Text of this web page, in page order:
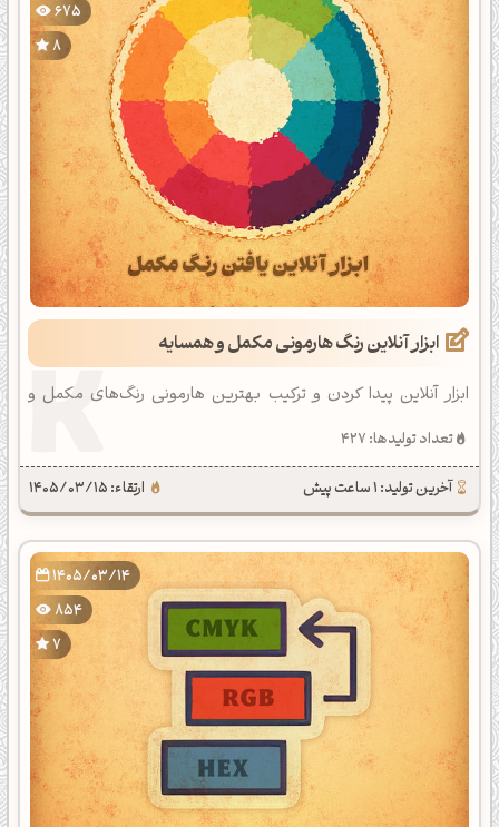
675
8
ابزار آنلاین رنگ هارمونی مکمل و همسایه
ابزار آنلاین پیدا کردن و ترکیب بهترین هارمونی رنگ‌های مکمل و
ترکیبی.
تعداد تولیدها: 427
آخرین تولید: 1 ساعت پیش
ارتقاء: 1405/03/15
1405/03/14
854
7